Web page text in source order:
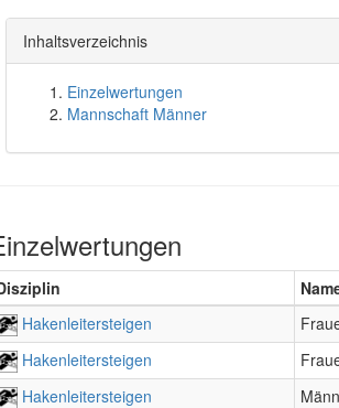
Inhaltsverzeichnis
Einzelwertungen
Mannschaft Männer
Hakenleitersteigen
Hakenleitersteigen
Hakenleitersteigen